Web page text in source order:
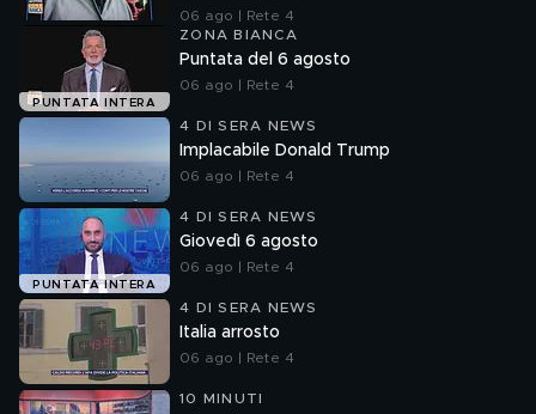
06 ago | Rete 4
PUNTATA INTERA
ZONA BIANCA
Puntata del 6 agosto
06 ago | Rete 4
4 DI SERA NEWS
Implacabile Donald Trump
06 ago | Rete 4
PUNTATA INTERA
4 DI SERA NEWS
Giovedì 6 agosto
06 ago | Rete 4
4 DI SERA NEWS
Italia arrosto
06 ago | Rete 4
10 MINUTI